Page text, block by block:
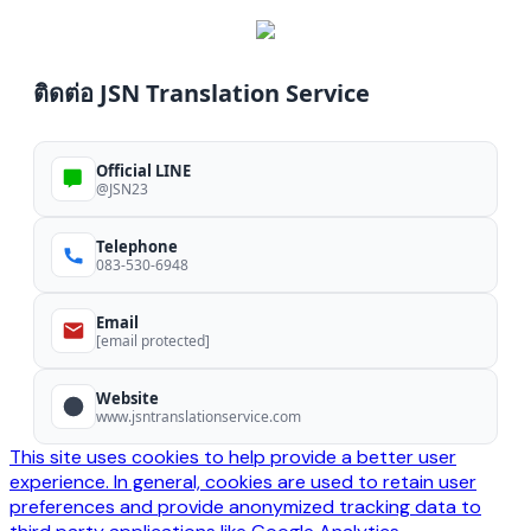
ติดต่อ JSN Translation Service
Official LINE
@JSN23
Telephone
083-530-6948
Email
[email protected]
Website
www.jsntranslationservice.com
This site uses cookies to help provide a better user
experience. In general, cookies are used to retain user
preferences and provide anonymized tracking data to